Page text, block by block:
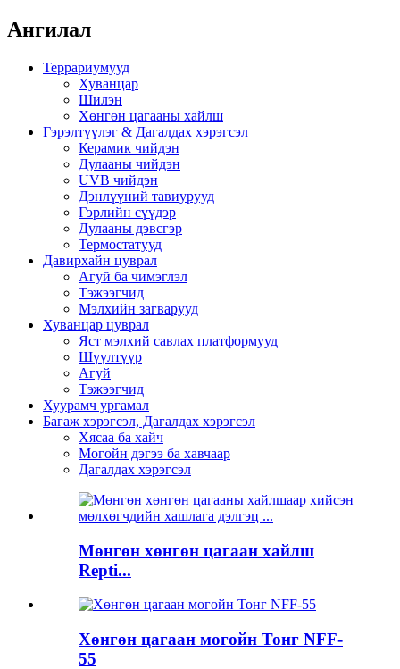
Ангилал
Террариумууд
Хуванцар
Шилэн
Хөнгөн цагааны хайлш
Гэрэлтүүлэг & Дагалдах хэрэгсэл
Керамик чийдэн
Дулааны чийдэн
UVB чийдэн
Дэнлүүний тавиурууд
Гэрлийн сүүдэр
Дулааны дэвсгэр
Термостатууд
Давирхайн цуврал
Агуй ба чимэглэл
Тэжээгчид
Мэлхийн загварууд
Хуванцар цуврал
Яст мэлхий савлах платформууд
Шүүлтүүр
Агуй
Тэжээгчид
Хуурамч ургамал
Багаж хэрэгсэл, Дагалдах хэрэгсэл
Хясаа ба хайч
Могойн дэгээ ба хавчаар
Дагалдах хэрэгсэл
Мөнгөн хөнгөн цагаан хайлш
Repti...
Хөнгөн цагаан могойн Тонг NFF-
55